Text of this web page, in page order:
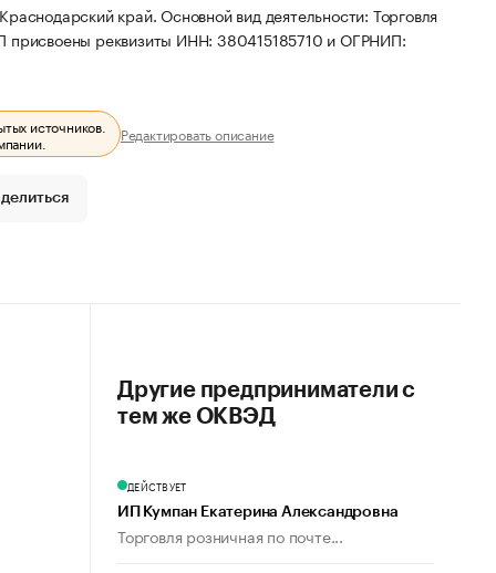
край. Основной вид деятельности: Торговля
присвоены реквизиты ИНН: 380415185710 и ОГРНИП:
источников.
Редактировать описание
Другие предприниматели с
тем же ОКВЭД
ДЕЙСТВУЕТ
ИП Кумпан Екатерина Александровна
Торговля розничная по почте...